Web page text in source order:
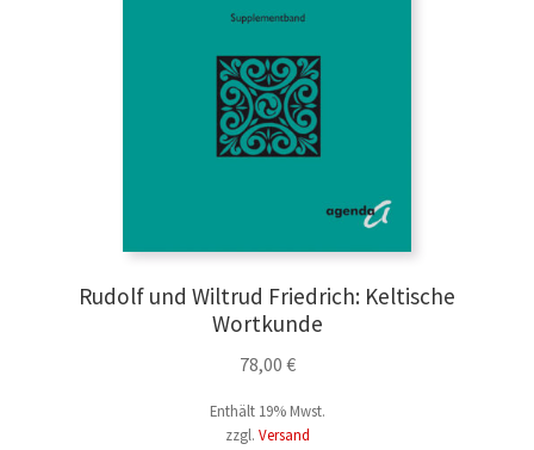
Rudolf und Wiltrud Friedrich: Keltische
Wortkunde
78,00 €
Enthält 19% Mwst.
zzgl. Versand